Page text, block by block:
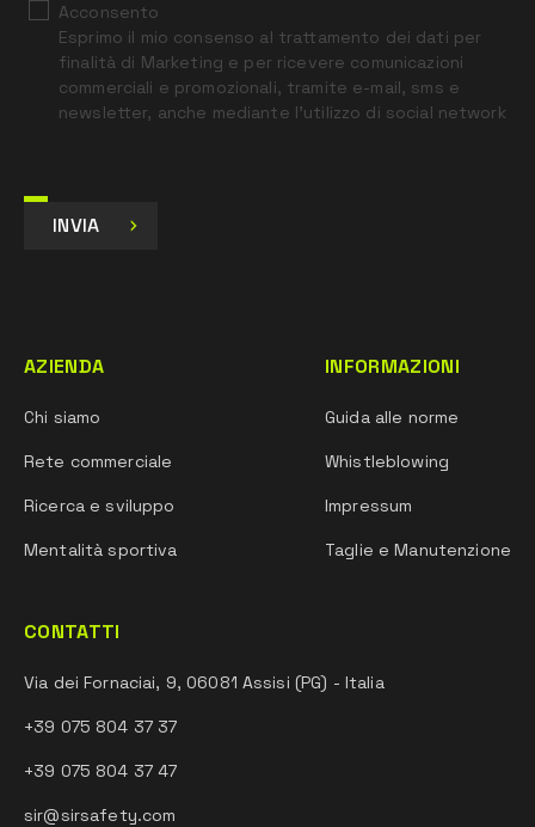
Acconsento
Esprimo il mio consenso al trattamento dei dati per
finalità di Marketing e per ricevere comunicazioni
commerciali e promozionali, tramite e-mail, sms e
newsletter, anche mediante l’utilizzo di social network
INVIA
AZIENDA
Chi siamo
Rete commerciale
Ricerca e sviluppo
Mentalità sportiva
INFORMAZIONI
Guida alle norme
Whistleblowing
Impressum
Taglie e Manutenzione
CONTATTI
Via dei Fornaciai, 9, 06081 Assisi (PG) - Italia
+39 075 804 37 37
+39 075 804 37 47
sir@sirsafety.com